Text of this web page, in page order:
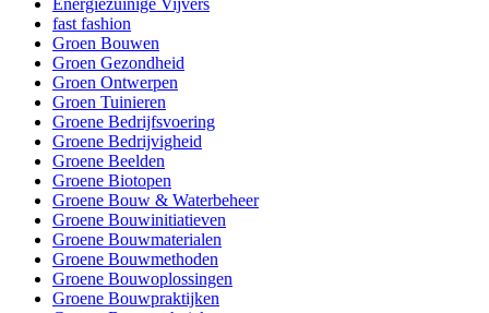
Energiezuinige Vijvers
fast fashion
Groen Bouwen
Groen Gezondheid
Groen Ontwerpen
Groen Tuinieren
Groene Bedrijfsvoering
Groene Bedrijvigheid
Groene Beelden
Groene Biotopen
Groene Bouw & Waterbeheer
Groene Bouwinitiatieven
Groene Bouwmaterialen
Groene Bouwmethoden
Groene Bouwoplossingen
Groene Bouwpraktijken